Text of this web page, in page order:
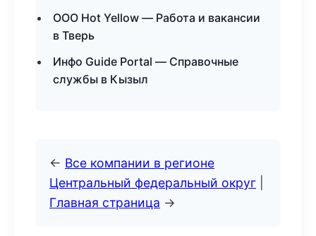
ООО Hot Yellow — Работа и вакансии
в Тверь
Инфо Guide Portal — Справочные
службы в Кызыл
← Все компании в регионе
Центральный федеральный округ
Главная страница →